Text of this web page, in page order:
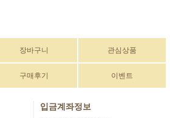
장바구니 관심상품
구매후기 이벤트
입금계좌정보